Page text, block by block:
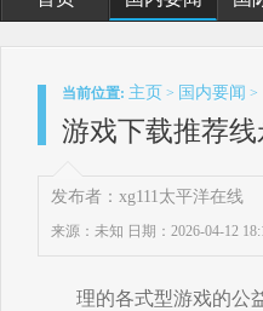
当前位置: 主页 > 国内要闻 >
游戏下载推荐
发布者：xg111太平洋在线
来源：未知 日期：2026-04-12
理的各式型游戏的公益